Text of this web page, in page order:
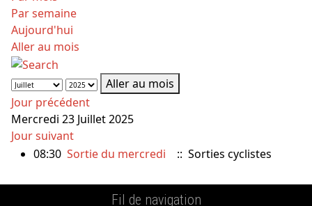
Par semaine
Aujourd'hui
Aller au mois
Aller au mois
Jour précédent
Mercredi 23 Juillet 2025
Jour suivant
08:30Sortie du mercredi :: Sorties cyclistes
Fil de navigation